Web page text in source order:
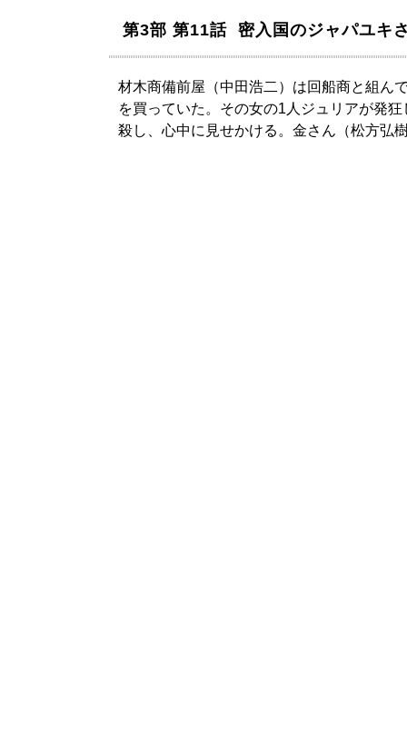
第3部 第11話 密入国のジャパユキ
材木商備前屋（中田浩二）は回船商と組ん
を買っていた。その女の1人ジュリアが発
殺し、心中に見せかける。金さん（松方弘